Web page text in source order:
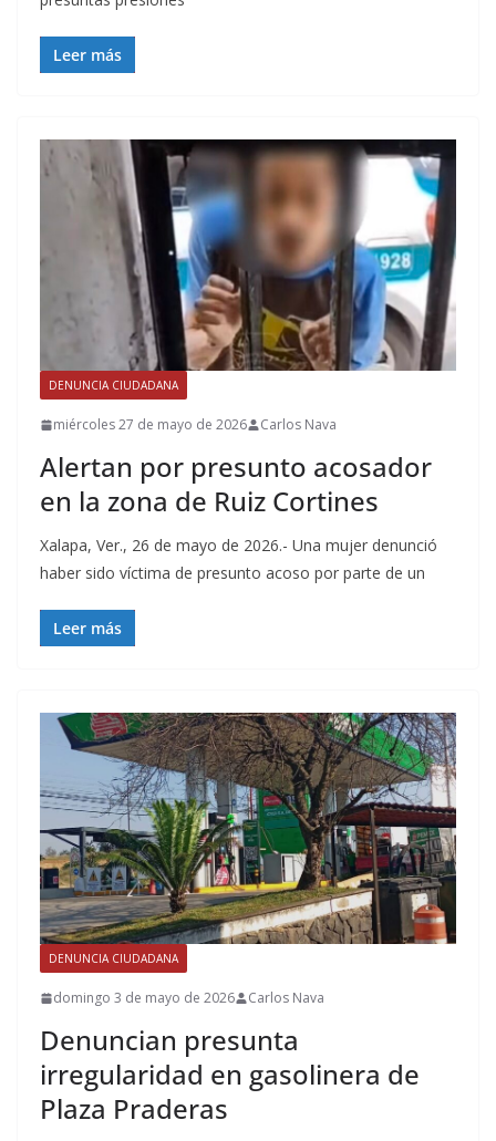
Leer más
DENUNCIA CIUDADANA
miércoles 27 de mayo de 2026 Carlos Nava
Alertan por presunto acosador
en la zona de Ruiz Cortines
Xalapa, Ver., 26 de mayo de 2026.- Una mujer denunció
haber sido víctima de presunto acoso por parte de un
Leer más
DENUNCIA CIUDADANA
domingo 3 de mayo de 2026 Carlos Nava
Denuncian presunta
irregularidad en gasolinera de
Plaza Praderas